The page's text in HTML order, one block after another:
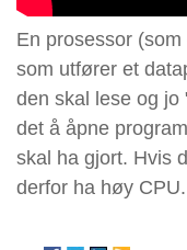
En prosessor
som utfører et
den skal lese og jo
det å åpne
skal ha gjort. Hvis
derfor ha høy CPU.